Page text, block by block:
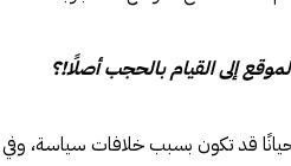
إلى القيام بالحجب أصلًا!؟
قد تكون بسبب خلافات سياسة، وفي